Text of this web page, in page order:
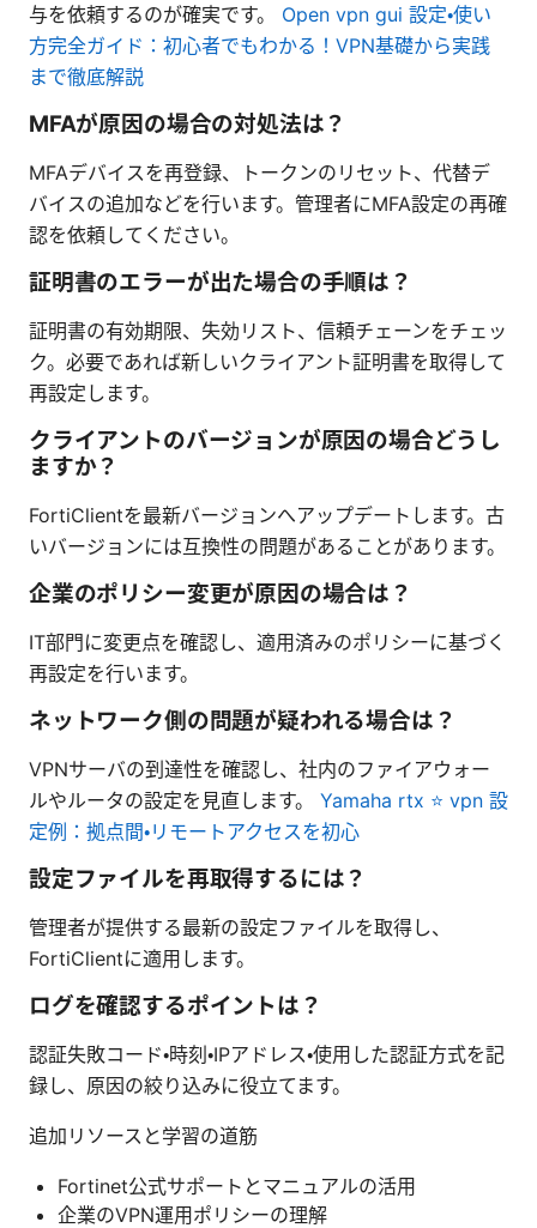
与を依頼するのが確実です。 Open vpn gui 設定・使い
方完全ガイド：初心者でもわかる！VPN基礎から実践
まで徹底解説
MFAが原因の場合の対処法は？
MFAデバイスを再登録、トークンのリセット、代替デ
バイスの追加などを行います。管理者にMFA設定の再確
認を依頼してください。
証明書のエラーが出た場合の手順は？
証明書の有効期限、失効リスト、信頼チェーンをチェッ
ク。必要であれば新しいクライアント証明書を取得して
再設定します。
クライアントのバージョンが原因の場合どうし
ますか？
FortiClientを最新バージョンへアップデートします。古
いバージョンには互換性の問題があることがあります。
企業のポリシー変更が原因の場合は？
IT部門に変更点を確認し、適用済みのポリシーに基づく
再設定を行います。
ネットワーク側の問題が疑われる場合は？
VPNサーバの到達性を確認し、社内のファイアウォー
ルやルータの設定を見直します。 Yamaha rtx ⭐ vpn 設
定例：拠点間・リモートアクセスを初心
設定ファイルを再取得するには？
管理者が提供する最新の設定ファイルを取得し、
FortiClientに適用します。
ログを確認するポイントは？
認証失敗コード・時刻・IPアドレス・使用した認証方式を記
録し、原因の絞り込みに役立てます。
追加リソースと学習の道筋
Fortinet公式サポートとマニュアルの活用
企業のVPN運用ポリシーの理解